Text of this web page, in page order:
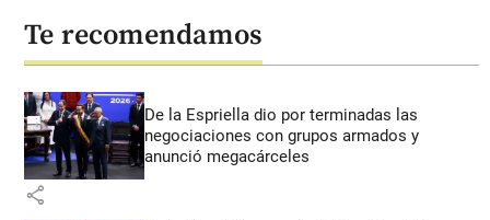
Te recomendamos
De la Espriella dio por terminadas las
negociaciones con grupos armados y
anunció megacárceles
share